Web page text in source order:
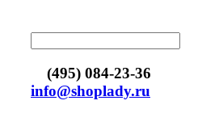
(495) 084-23-36
info@shoplady.ru